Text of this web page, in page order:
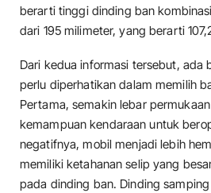
berarti tinggi dinding ban
dari 195 milimeter, yang berarti
Dari kedua informasi tersebut, ada
perlu diperhatikan dalam memilih
Pertama, semakin lebar
kemampuan kendaraan untuk
negatifnya, mobil menjadi lebih
memiliki ketahanan selip yang
pada dinding ban. Dinding